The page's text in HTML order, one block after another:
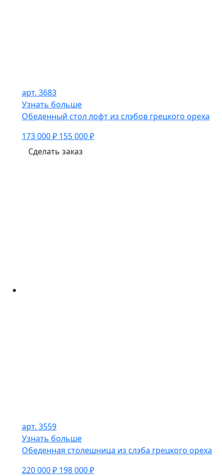
арт. 3683
Узнать больше
Обеденный стол лофт из слэбов грецкого ореха
173 000 ₽ 155 000 ₽
Сделать заказ
арт. 3559
Узнать больше
Обеденная столешница из слэба грецкого ореха
220 000 ₽ 198 000 ₽